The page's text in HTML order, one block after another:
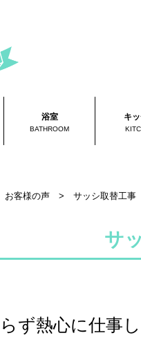
浴室
BATHROOM
キ
お客様の声 > サッシ取替工事
サ
ず熱心に仕事